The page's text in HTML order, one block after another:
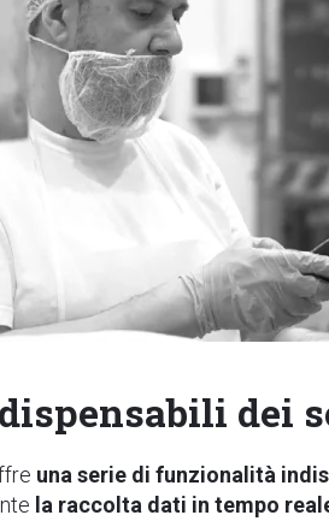
dei
una serie di funzionalità
la raccolta dati in tempo